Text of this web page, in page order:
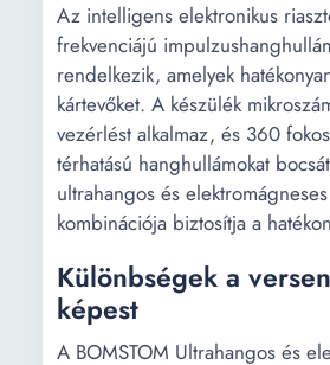
Az intelligens elektronikus
frekvenciájú
rendelkezik, amelyek
kártevőket. A készülék
vezérlést alkalmaz, és 360
térhatású hanghullámokat
ultrahangos és
kombinációja biztosítja a
Különbségek a
képest
A BOMSTOM Ultrahangos és